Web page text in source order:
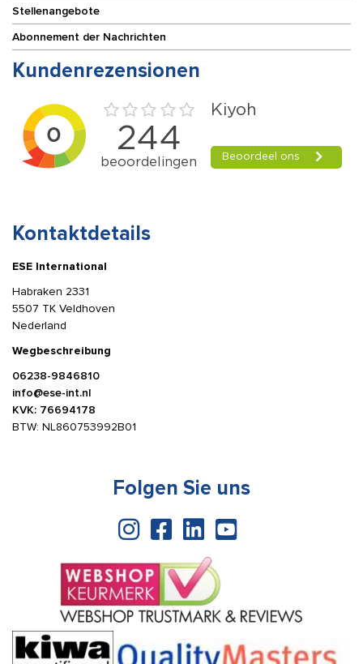
Stellenangebote
Abonnement der Nachrichten
Kundenrezensionen
Kontaktdetails
ESE International
Habraken 2331
5507 TK Veldhoven
Nederland
Wegbeschreibung
06238-9846810
info@ese-int.nl
KVK: 76694178
BTW: NL860753992B01
Folgen Sie uns